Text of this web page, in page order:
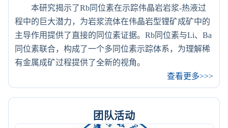
本研究揭示了Rb同位素在示踪伟晶岩岩浆-热液过
程中的巨大潜力，为岩浆流体在伟晶岩型锂矿成矿中的
主导作用提供了直接的同位素证据。Rb同位素与Li、Ba
同位素联合，构成了一个多同位素示踪体系，为理解稀
有金属成矿过程提供了全新的视角。
查看更多>>>
团队活动